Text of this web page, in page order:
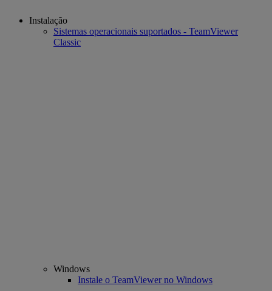
Instalação
Sistemas operacionais suportados - TeamViewer
Classic
Windows
Instale o TeamViewer no Windows